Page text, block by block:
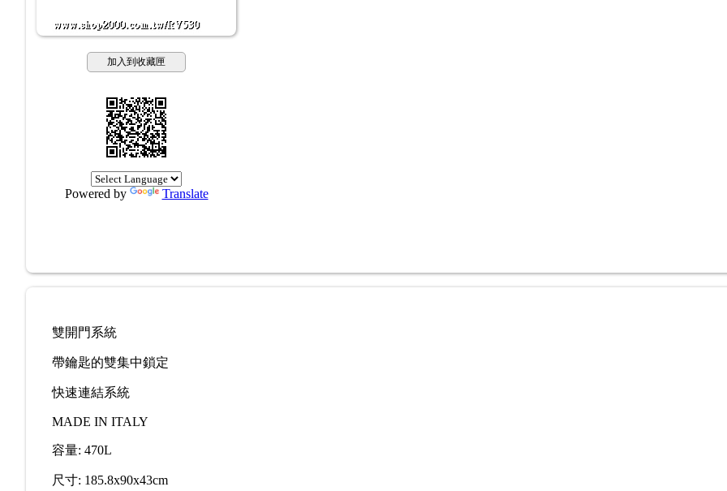
加入到收藏匣
Powered by Translate
雙開門系統
帶鑰匙的雙集中鎖定
快速連結系統
MADE IN ITALY
容量: 470L
尺寸: 185.8x90x43cm